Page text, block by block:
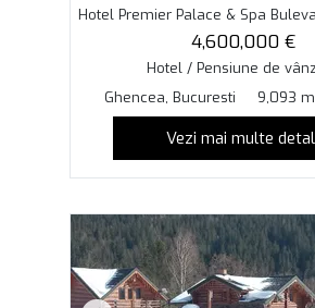
Hotel Premier Palace & Spa
4,600,000 €
Hotel / Pensiune de
Ghencea, Bucuresti
9,093
Vezi mai multe